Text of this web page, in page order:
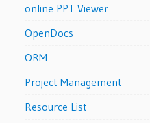
online PPT Viewer
OpenDocs
ORM
Project Management
Resource List